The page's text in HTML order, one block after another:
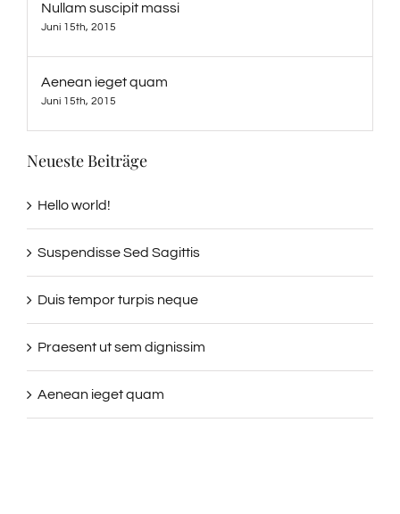
Nullam suscipit massi
Juni 15th, 2015
Aenean ieget quam
Juni 15th, 2015
Neueste Beiträge
Hello world!
Suspendisse Sed Sagittis
Duis tempor turpis neque
Praesent ut sem dignissim
Aenean ieget quam